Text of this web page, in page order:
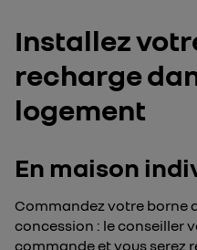
Installez
recharge
logement
En maison
Commandez votre borne
concession : le conseiller
commande et vous serez